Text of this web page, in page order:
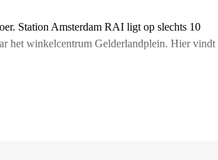
Station Amsterdam RAI ligt op slechts 10
het winkelcentrum Gelderlandplein. Hier vindt